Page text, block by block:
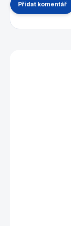
Přidat komentář